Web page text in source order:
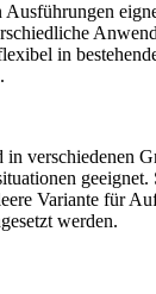
in
in verschiedenen
geeignet.
Variante für
werden.